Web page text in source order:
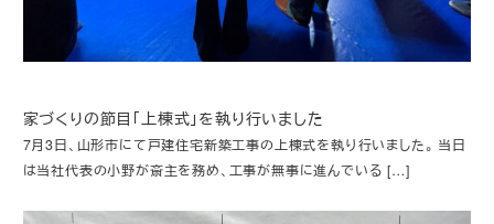
家づくりの節目「上棟式」を執り行いました
7月3日、山形市にて戸建住宅新築工事の上棟式を執り行いました。 当日
は当社代表の小野が斎主を務め、工事が無事に進んでいる […]